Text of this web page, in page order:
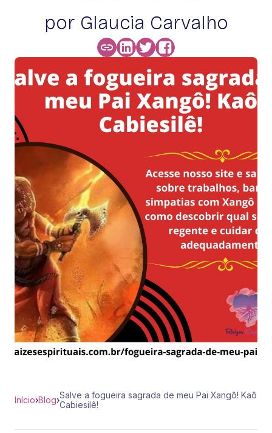
por Glaucia Carvalho
Início›Blog›Salve a fogueira sagrada de meu Pai Xangô! Kaô
Cabiesilê!